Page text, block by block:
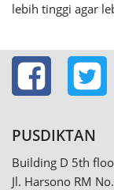
lebih tinggi agar
PUSDIKTAN
Building D 5th
Jl. Harsono RM